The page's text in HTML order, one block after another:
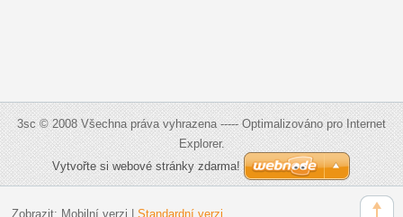
3sc © 2008 Všechna práva vyhrazena ----- Optimalizováno pro Internet
Explorer.
Vytvořte si webové stránky zdarma!
Zobrazit: Mobilní verzi Standardní verzi